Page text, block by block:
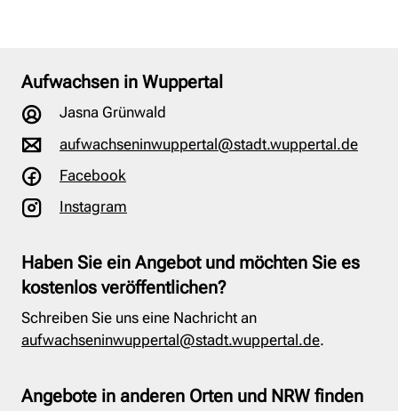
Aufwachsen in Wuppertal
Jasna Grünwald
aufwachseninwuppertal@stadt.wuppertal.de
Facebook
Instagram
Haben Sie ein Angebot und möchten Sie es
kostenlos veröffentlichen?
Schreiben Sie uns eine Nachricht an
aufwachseninwuppertal@stadt.wuppertal.de.
Angebote in anderen Orten und NRW finden